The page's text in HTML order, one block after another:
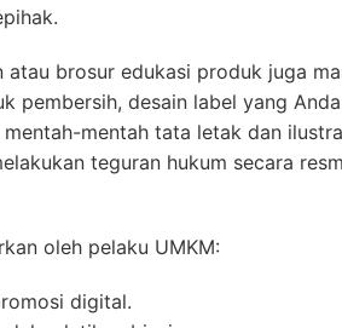
brosur edukasi produk juga
pembersih, desain label yang
mentah tata letak dan
teguran hukum secara
oleh pelaku UMKM:
digital.